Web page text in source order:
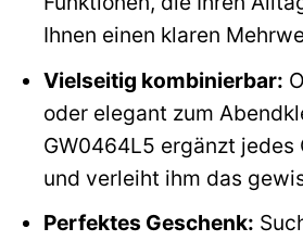
Ihnen einen klaren
Vielseitig kombinierbar:
oder elegant zum
GW0464L5 ergänzt
und verleiht ihm das
Perfektes Geschenk: